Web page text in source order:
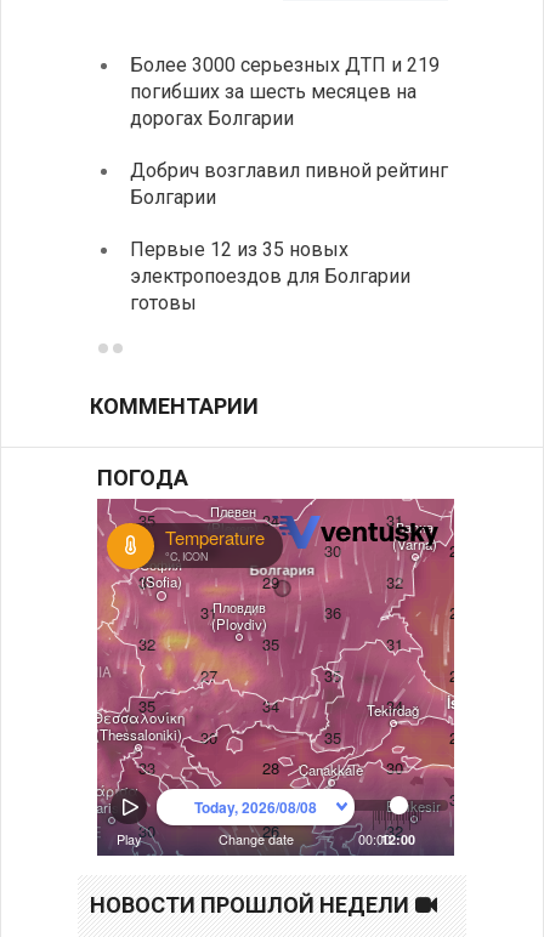
Более 3000 серьезных ДТП и 219
погибших за шесть месяцев на
дорогах Болгарии
Добрич возглавил пивной рейтинг
Болгарии
Первые 12 из 35 новых
электропоездов для Болгарии
готовы
КОММЕНТАРИИ
ПОГОДА
НОВОСТИ ПРОШЛОЙ НЕДЕЛИ